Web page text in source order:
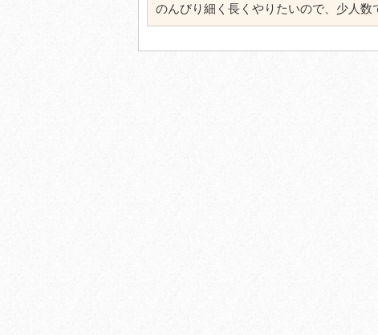
のんびり細く長くやりたいので、少人数